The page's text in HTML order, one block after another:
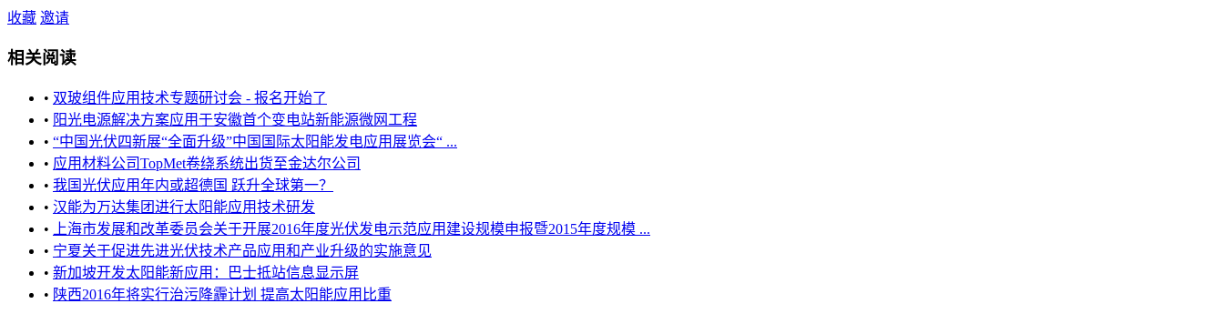
收藏 邀请
相关阅读
• 双玻组件应用技术专题研讨会 - 报名开始了
• 阳光电源解决方案应用于安徽首个变电站新能源微网工程
• “中国光伏四新展“全面升级”中国国际太阳能发电应用展览会“ ...
• 应用材料公司TopMet卷绕系统出货至金达尔公司
• 我国光伏应用年内或超德国 跃升全球第一？
• 汉能为万达集团进行太阳能应用技术研发
•
上海市发展和改革委员会关于开展2016年度光伏发电示范应用建设规模申报暨2015年度规模 ...
• 宁夏关于促进先进光伏技术产品应用和产业升级的实施意见
• 新加坡开发太阳能新应用：巴士抵站信息显示屏
• 陕西2016年将实行治污降霾计划 提高太阳能应用比重